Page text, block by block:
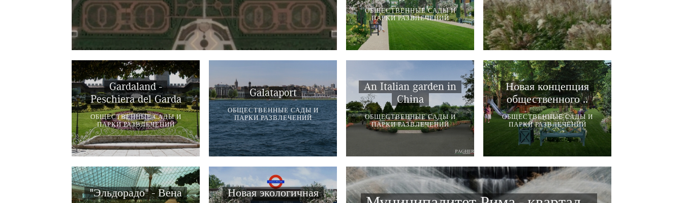
ОБЩЕСТВЕННЫЕ САДЫ И
ПАРКИ РАЗВЛЕЧЕНИЙ
Gardaland -
Peschiera del Garda
ОБЩЕСТВЕННЫЕ САДЫ И
ПАРКИ РАЗВЛЕЧЕНИЙ
Galataport
ОБЩЕСТВЕННЫЕ САДЫ И
ПАРКИ РАЗВЛЕЧЕНИЙ
An Italian garden in
China
ОБЩЕСТВЕННЫЕ САДЫ И
ПАРКИ РАЗВЛЕЧЕНИЙ
Новая концепция
общественного ..
ОБЩЕСТВЕННЫЕ САДЫ И
ПАРКИ РАЗВЛЕЧЕНИЙ
"Эльдорадо" - Вена
Новая экологичная